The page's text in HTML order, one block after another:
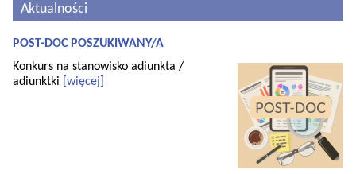
Aktualności
POST-DOC POSZUKIWANY/A
Konkurs na stanowisko adiunkta /
adiunktki
[więcej]